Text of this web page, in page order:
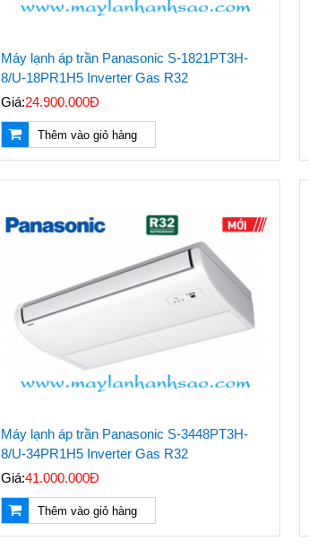
Máy lạnh áp trần Panasonic S-1821PT3H-
8/U-18PR1H5 Inverter Gas R32
Giá:24.900.000Đ
Thêm vào giỏ hàng
Máy lạnh áp trần Panasonic S-3448PT3H-
8/U-34PR1H5 Inverter Gas R32
Giá:41.000.000Đ
Thêm vào giỏ hàng